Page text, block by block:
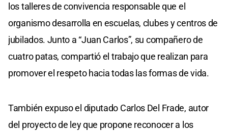
los talleres de convivencia responsable que el
organismo desarrolla en escuelas, clubes y centros de
jubilados. Junto a “Juan Carlos”, su compañero de
cuatro patas, compartió el trabajo que realizan para
promover el respeto hacia todas las formas de vida.
También expuso el diputado Carlos Del Frade, autor
del proyecto de ley que propone reconocer a los